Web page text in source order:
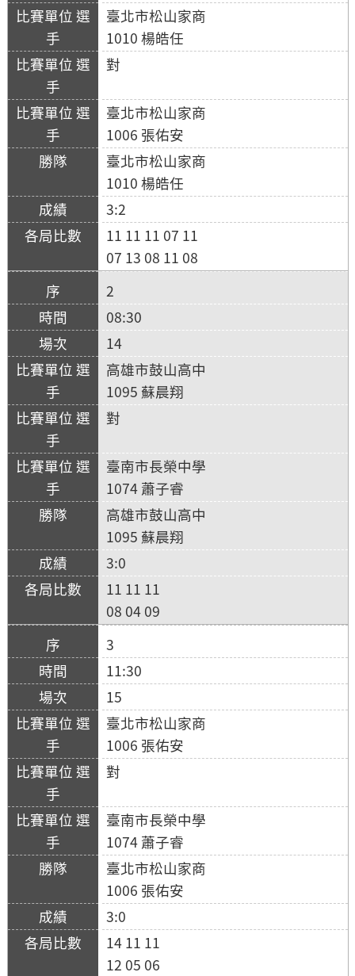
臺北市松山家商
1010 楊皓任
對
臺北市松山家商
1006 張佑安
臺北市松山家商
1010 楊皓任
3:2
11 11 11 07 11
07 13 08 11 08
2
08:30
14
高雄市鼓山高中
1095 蘇晨翔
對
臺南市長榮中學
1074 蕭子睿
高雄市鼓山高中
1095 蘇晨翔
3:0
11 11 11
08 04 09
3
11:30
15
臺北市松山家商
1006 張佑安
對
臺南市長榮中學
1074 蕭子睿
臺北市松山家商
1006 張佑安
3:0
14 11 11
12 05 06